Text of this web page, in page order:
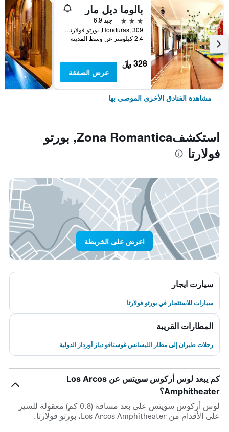
بالوما ديل مار
3 نجوم
جيد 6.9
Honduras, 309, بورتو فولارتا, ولاية خاليسكو, المكسيك
2.4 كيلومتر عن وسط المدينة
328 ﷼
عرض الصفقة
مشاهدة الفنادق الأخرى الموصى بها
استكشفZona Romantica, بورتو
فولارتا
اعرض على الخريطة
سيارت ايجار
سيارات للاستئجار في بورتو فولارتا
المطارات القريبة
رحلات طيران إلى مطار الليسانس غوستافو دياز أورداز الدولية
كم يبعد لوس أركوس سويتس عن Los Arcos
Amphitheater؟
لوس أركوس سويتس على بعد مسافة (0.8 كم) معقولة للسير
على الأقدام من Los Arcos Amphitheater، بورتو فولارتا.